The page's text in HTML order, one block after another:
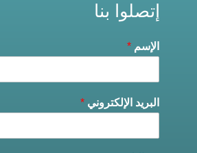
إتصلوا بنا
الإسم *
البريد الإلكتروني *